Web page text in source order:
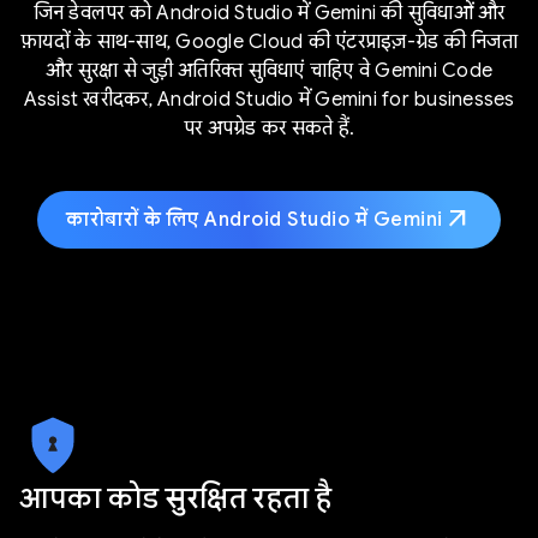
जिन डेवलपर को Android Studio में Gemini की सुविधाओं और
फ़ायदों के साथ-साथ, Google Cloud की एंटरप्राइज़-ग्रेड की निजता
और सुरक्षा से जुड़ी अतिरिक्त सुविधाएं चाहिए वे Gemini Code
Assist खरीदकर, Android Studio में Gemini for businesses
पर अपग्रेड कर सकते हैं.
कारोबारों के लिए Android Studio में Gemini arrow_outward
आपका कोड सुरक्षित रहता है